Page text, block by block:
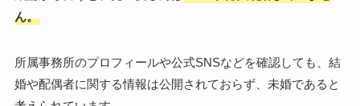
ん。
所属事務所のプロフィールや公式SNSなどを確認しても、結
婚や配偶者に関する情報は公開されておらず、未婚であると